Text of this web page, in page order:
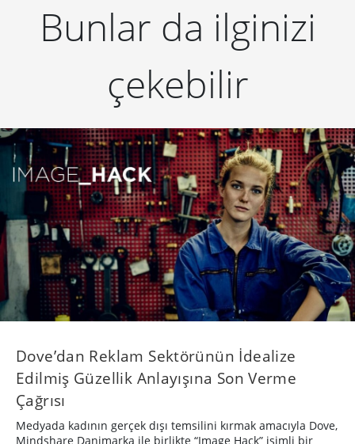
Bunlar da ilginizi
çekebilir
Dove’dan Reklam Sektörünün İdealize
Edilmiş Güzellik Anlayışına Son Verme
Çağrısı
Medyada kadının gerçek dışı temsilini kırmak amacıyla Dove,
Mindshare Danimarka ile birlikte “Image Hack” isimli bir